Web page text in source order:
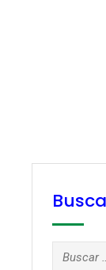
Buscar: